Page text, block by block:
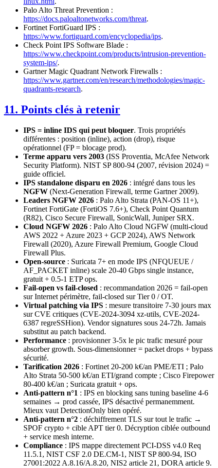
Palo Alto Threat Prevention :
https://docs.paloaltonetworks.com/threat.
Fortinet FortiGuard IPS :
https://www.fortiguard.com/encyclopedia/ips.
Check Point IPS Software Blade :
https://www.checkpoint.com/products/intrusion-prevention-
system-ips/.
Gartner Magic Quadrant Network Firewalls :
https://www.gartner.com/en/research/methodologies/magic-
quadrants-research.
11. Points clés à retenir
IPS = inline IDS qui peut bloquer. Trois propriétés
différentes : position (inline), action (drop), risque
opérationnel (FP = blocage prod).
Terme apparu vers 2003 (ISS Proventia, McAfee Network
Security Platform). NIST SP 800-94 (2007, révision 2024) =
guide officiel.
IPS standalone disparu en 2026 : intégré dans tous les
NGFW (Next-Generation Firewall, terme Gartner 2009).
Leaders NGFW 2026 : Palo Alto Strata (PAN-OS 11+),
Fortinet FortiGate (FortiOS 7.6+), Check Point Quantum
(R82), Cisco Secure Firewall, SonicWall, Juniper SRX.
Cloud NGFW 2026 : Palo Alto Cloud NGFW (multi-cloud
AWS 2022 + Azure 2023 + GCP 2024), AWS Network
Firewall (2020), Azure Firewall Premium, Google Cloud
Firewall Plus.
Open-source : Suricata 7+ en mode IPS (NFQUEUE /
AF_PACKET inline) scale 20-40 Gbps single instance,
gratuit + 0.5-1 ETP ops.
Fail-open vs fail-closed : recommandation 2026 = fail-open
sur Internet périmètre, fail-closed sur Tier 0 / OT.
Virtual patching via IPS : mesure transitoire 7-30 jours max
sur CVE critiques (CVE-2024-3094 xz-utils, CVE-2024-
6387 regreSSHion). Vendor signatures sous 24-72h. Jamais
substitut au patch backend.
Performance : provisionner 3-5x le pic trafic mesuré pour
absorber growth. Sous-dimensionner = packet drops + bypass
sécurité.
Tarification 2026 : Fortinet 20-200 k€/an PME/ETI ; Palo
Alto Strata 50-500 k€/an ETI/grand compte ; Cisco Firepower
80-400 k€/an ; Suricata gratuit + ops.
Anti-pattern n°1 : IPS en blocking sans tuning baseline 4-6
semaines → prod cassée, IPS désactivé permanemment.
Mieux vaut DetectionOnly bien opéré.
Anti-pattern n°2 : déchiffrement TLS sur tout le trafic →
SPOF crypto + cible APT tier 0. Décryption ciblée outbound
+ service mesh interne.
Compliance : IPS mappe directement PCI-DSS v4.0 Req
11.5.1, NIST CSF 2.0 DE.CM-1, NIST SP 800-94, ISO
27001:2022 A.8.16/A.8.20, NIS2 article 21, DORA article 9.